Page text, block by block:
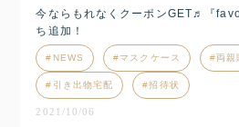
今ならもれなくクーポンGET♬『
ち追加！
NEWS マスクケース 両親
引き出物宅配 招待状
2021/10/06